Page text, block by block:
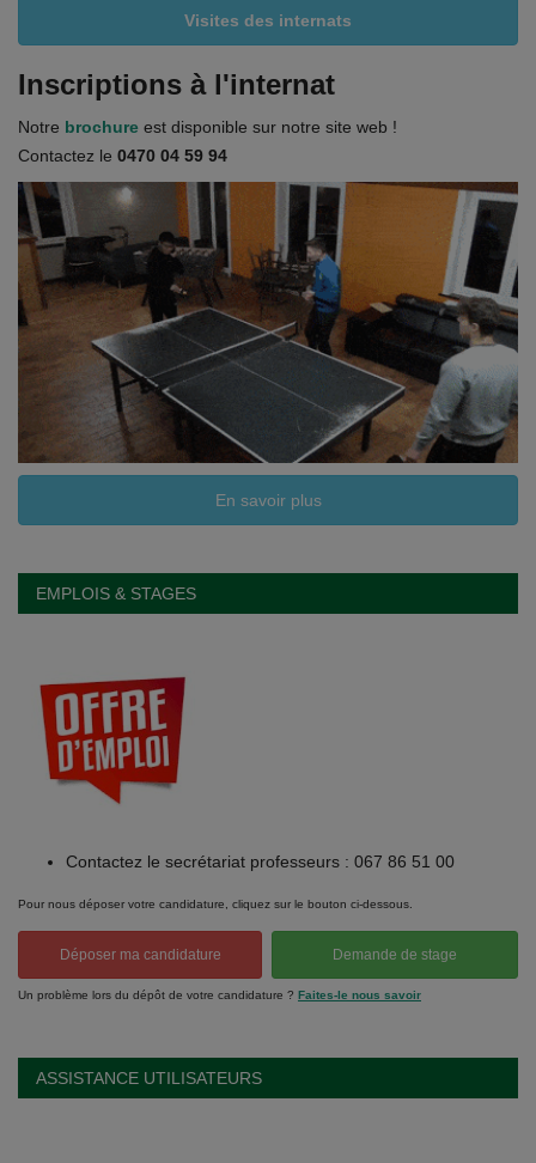
Visites des internats
Inscriptions à l'internat
Notre brochure est disponible sur notre site web !
Contactez le 0470 04 59 94
En savoir plus
EMPLOIS & STAGES
Contactez le secrétariat professeurs : 067 86 51 00
Pour nous déposer votre candidature, cliquez sur le bouton ci-dessous.
Déposer ma candidature Demande de stage
Un problème lors du dépôt de votre candidature ? Faites-le nous savoir
ASSISTANCE UTILISATEURS